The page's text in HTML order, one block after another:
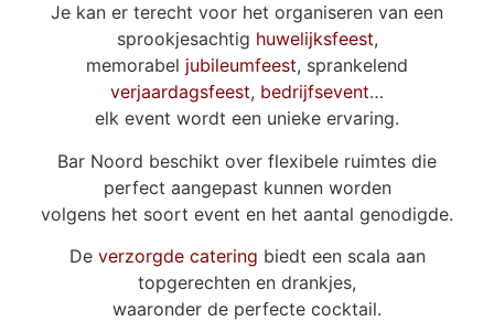
Je kan er terecht voor het organiseren van een
sprookjesachtig huwelijksfeest,
memorabel jubileumfeest, sprankelend
verjaardagsfeest, bedrijfsevent…
elk event wordt een unieke ervaring.
Bar Noord beschikt over flexibele ruimtes die
perfect aangepast kunnen worden
volgens het soort event en het aantal genodigde.
De verzorgde catering biedt een scala aan
topgerechten en drankjes,
waaronder de perfecte cocktail.